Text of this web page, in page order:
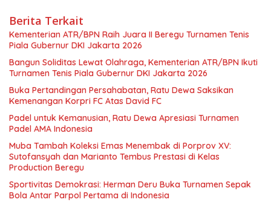
Berita Terkait
Kementerian ATR/BPN Raih Juara II Beregu Turnamen Tenis
Piala Gubernur DKI Jakarta 2026
Bangun Soliditas Lewat Olahraga, Kementerian ATR/BPN Ikuti
Turnamen Tenis Piala Gubernur DKI Jakarta 2026
Buka Pertandingan Persahabatan, Ratu Dewa Saksikan
Kemenangan Korpri FC Atas David FC
Padel untuk Kemanusian, Ratu Dewa Apresiasi Turnamen
Padel AMA Indonesia
Muba Tambah Koleksi Emas Menembak di Porprov XV:
Sutofansyah dan Marianto Tembus Prestasi di Kelas
Production Beregu
Sportivitas Demokrasi: Herman Deru Buka Turnamen Sepak
Bola Antar Parpol Pertama di Indonesia